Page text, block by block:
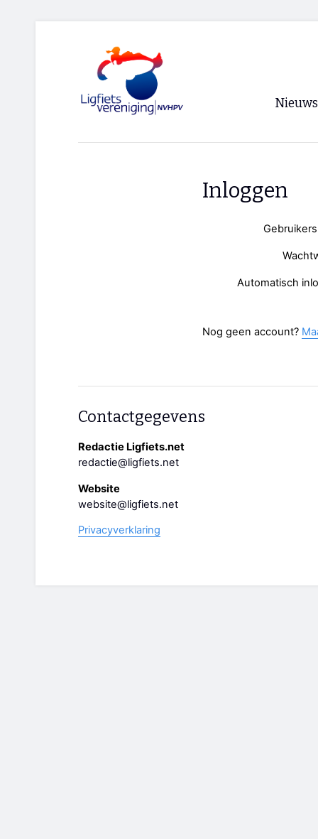
Nieuws
Inloggen
Automatisch
Nog geen account?
Contactgegevens
Redactie Ligfiets.net
redactie@ligfiets.net
Website
website@ligfiets.net
Privacyverklaring